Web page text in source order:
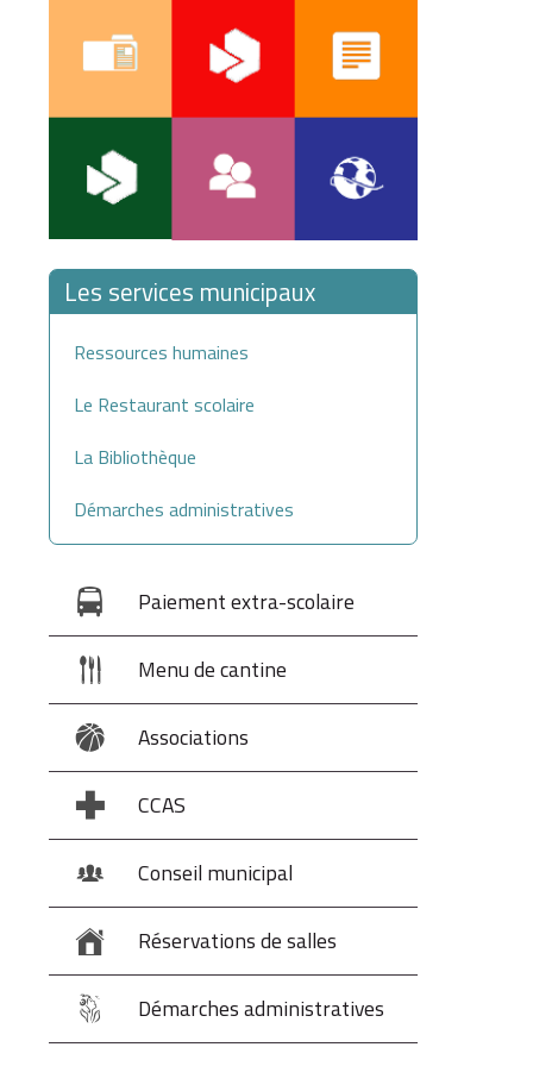
Les services municipaux
Ressources humaines
Le Restaurant scolaire
La Bibliothèque
Démarches administratives
Paiement extra-scolaire
Menu de cantine
Associations
CCAS
Conseil municipal
Réservations de salles
Démarches administratives